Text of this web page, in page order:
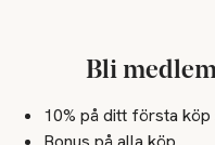
Bli
10% på ditt första